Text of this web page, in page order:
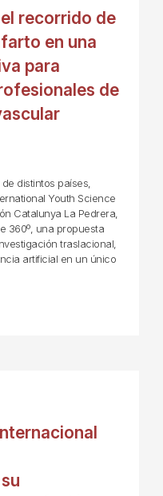
recorrido de
en una
para
de
distintos países,
Youth Science
Catalunya La Pedrera,
360º, una propuesta
traslacional,
artificial en un único